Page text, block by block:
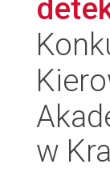
w